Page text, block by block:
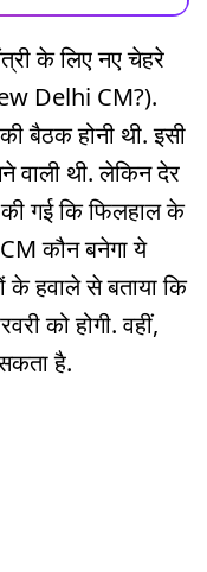
के लिए नए चेहरे
Delhi CM?).
बैठक होनी थी. इसी
वाली थी. लेकिन देर
गई कि फिलहाल के
कौन बनेगा ये
हवाले से बताया कि
को होगी. वहीं,
है.